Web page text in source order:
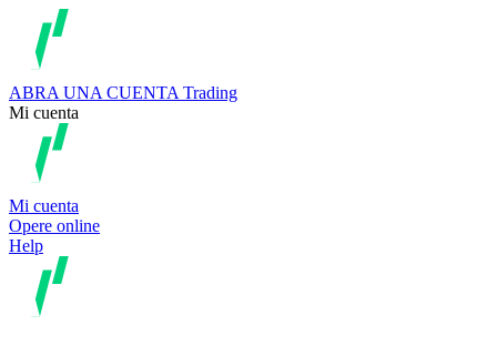
ABRA UNA CUENTA Trading
Mi cuenta
Mi cuenta
Opere online
Help